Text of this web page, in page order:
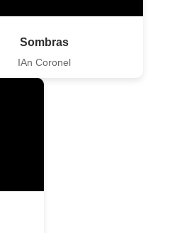
Sombras
IAn Coronel